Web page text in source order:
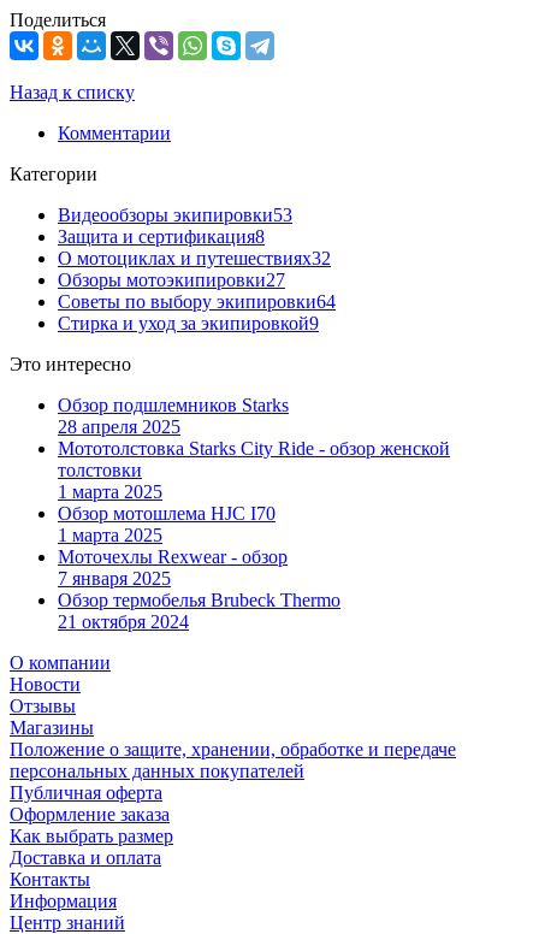
Поделиться
Назад к списку
Комментарии
Категории
Видеообзоры экипировки53
Защита и сертификация8
О мотоциклах и путешествиях32
Обзоры мотоэкипировки27
Советы по выбору экипировки64
Стирка и уход за экипировкой9
Это интересно
Обзор подшлемников Starks
28 апреля 2025
Мототолстовка Starks City Ride - обзор женской
толстовки
1 марта 2025
Обзор мотошлема HJC I70
1 марта 2025
Моточехлы Rexwear - обзор
7 января 2025
Обзор термобелья Brubeck Thermo
21 октября 2024
О компании
Новости
Отзывы
Магазины
Положение о защите, хранении, обработке и передаче
персональных данных покупателей
Публичная оферта
Оформление заказа
Как выбрать размер
Доставка и оплата
Контакты
Информация
Центр знаний